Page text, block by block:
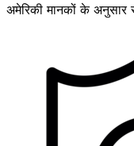
अमेरिकी मानकों के अनुसार